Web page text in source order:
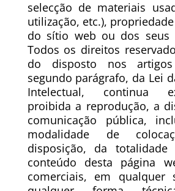
selecção de materiais
utilização, etc.),
do sítio web ou dos seus
Todos os direitos
do disposto nos
segundo parágrafo, da Lei
Intelectual, continua
proibida a reprodução, a
comunicação pública,
modalidade de
disposição, da
conteúdo desta página
comerciais, em qualquer